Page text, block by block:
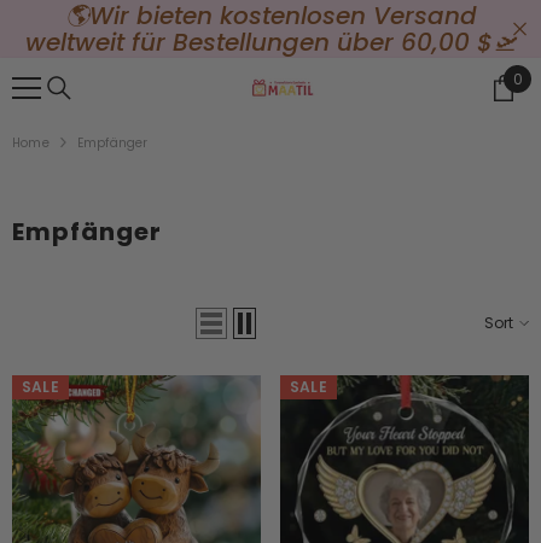
{{ "ACCESSIBILITY.SKIP_TO_TEXT" | T }}
🌎Wir bieten kostenlosen Versand
weltweit für Bestellungen über 60,00 $🛫
0
0
Home Empfänger
Empfänger
Sort
SALE SALE